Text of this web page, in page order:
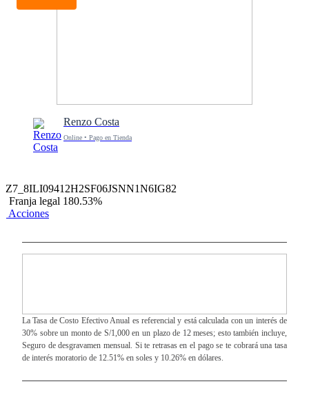
Renzo Costa
Online • Pago en Tienda
Z7_8ILI09412H2SF06JSNN1N6IG82
Franja legal 180.53%
Acciones
La Tasa de Costo Efectivo Anual es referencial y está calculada con un interés de
30% sobre un monto de S/1,000 en un plazo de 12 meses; esto también incluye,
Seguro de desgravamen mensual. Si te retrasas en el pago se te cobrará una tasa
de interés moratorio de 12.51% en soles y 10.26% en dólares.